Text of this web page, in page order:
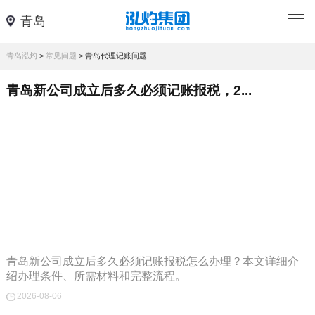
青岛
青岛泓灼 > 常见问题 > 青岛代理记账问题
青岛新公司成立后多久必须记账报税，2...
青岛新公司成立后多久必须记账报税怎么办理？本文详细介
绍办理条件、所需材料和完整流程。
2026-08-06